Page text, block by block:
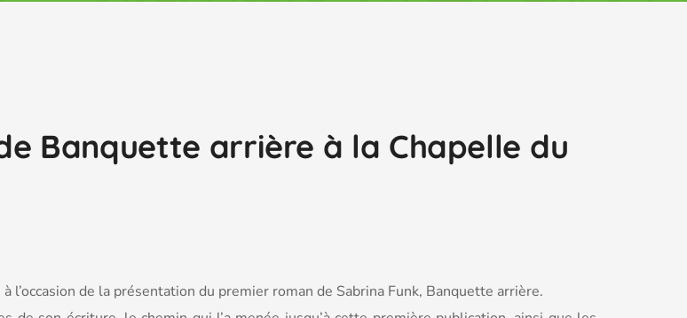
Banquette arrière à la Chapelle du
de la présentation du premier roman de Sabrina Funk, Banquette arrière.